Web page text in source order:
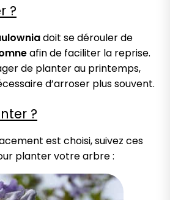
?
doit se dérouler de
afin de faciliter la reprise.
de planter au printemps,
d’arroser plus souvent.
?
est choisi, suivez ces
planter votre arbre :